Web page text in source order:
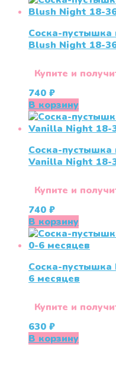
Соска-пустышка
Blush Night 18-
Купите и
740 ₽
В корзину
Соска-пустышка
Vanilla Night 18-
Купите и
740 ₽
В корзину
Соска-пустышка
6 меcяцев
Купите и
630 ₽
В корзину